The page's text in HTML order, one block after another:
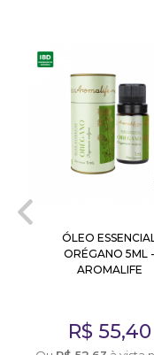
ÓLEO
ORÉGANO 5ML -
AROMALIFE
R$ 55,40